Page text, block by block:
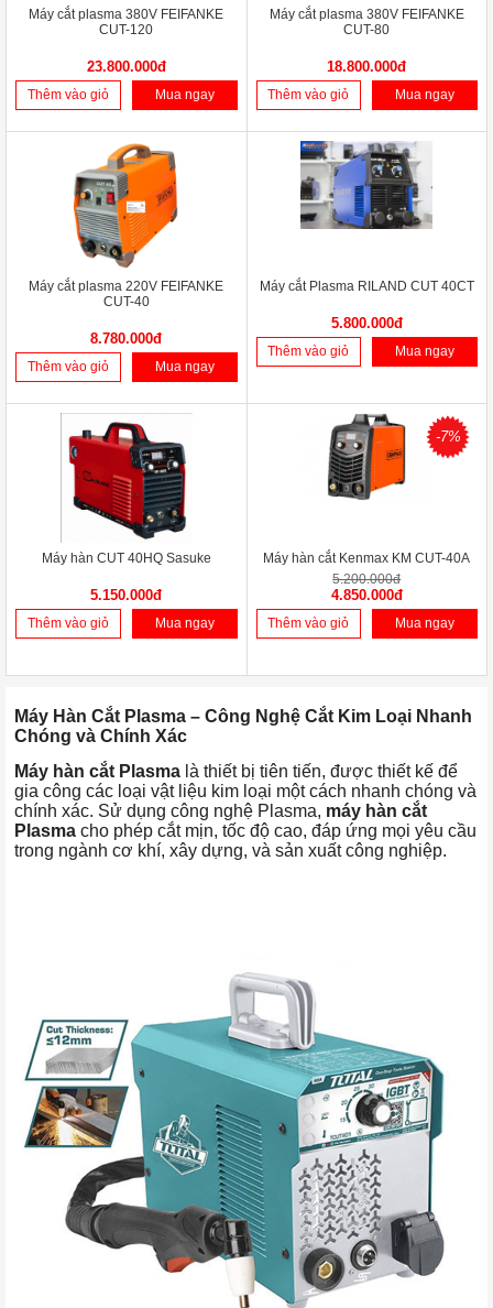
Máy cắt plasma 380V FEIFANKE
CUT-120
23.800.000đ
Thêm vào giỏ Mua ngay
Máy cắt plasma 380V FEIFANKE
CUT-80
18.800.000đ
Thêm vào giỏ Mua ngay
Máy cắt plasma 220V FEIFANKE
CUT-40
8.780.000đ
Thêm vào giỏ Mua ngay
Máy cắt Plasma RILAND CUT 40CT
5.800.000đ
Thêm vào giỏ Mua ngay
Máy hàn CUT 40HQ Sasuke
5.150.000đ
Thêm vào giỏ Mua ngay
-7%
Máy hàn cắt Kenmax KM CUT-40A
5.200.000đ
4.850.000đ
Thêm vào giỏ Mua ngay
Máy Hàn Cắt Plasma – Công Nghệ Cắt Kim Loại Nhanh
Chóng và Chính Xác
Máy hàn cắt Plasma là thiết bị tiên tiến, được thiết kế để
gia công các loại vật liệu kim loại một cách nhanh chóng và
chính xác. Sử dụng công nghệ Plasma, máy hàn cắt
Plasma cho phép cắt mịn, tốc độ cao, đáp ứng mọi yêu cầu
trong ngành cơ khí, xây dựng, và sản xuất công nghiệp.